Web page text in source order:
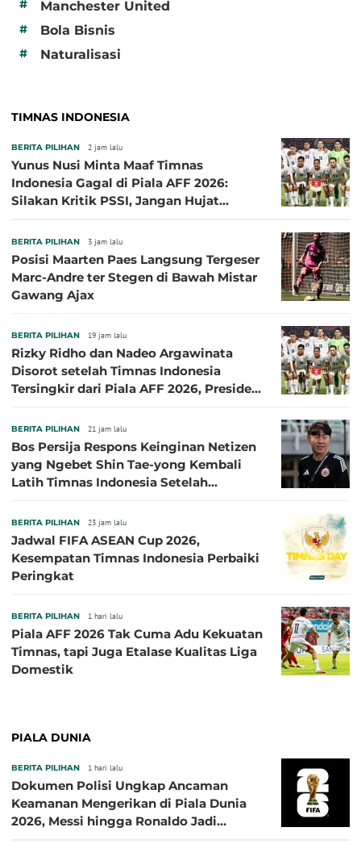
# Manchester United
# Bola Bisnis
# Naturalisasi
TIMNAS INDONESIA
BERITA PILIHAN 2 jam lalu
Yunus Nusi Minta Maaf Timnas
Indonesia Gagal di Piala AFF 2026:
Silakan Kritik PSSI, Jangan Hujat
BERITA PILIHAN 3 jam lalu
Posisi Maarten Paes Langsung Tergeser
Marc-Andre ter Stegen di Bawah Mistar
Gawang Ajax
BERITA PILIHAN 19 jam lalu
Rizky Ridho dan Nadeo Argawinata
Disorot setelah Timnas Indonesia
Tersingkir dari Piala AFF 2026, Presiden
BERITA PILIHAN 21 jam lalu
Bos Persija Respons Keinginan Netizen
yang Ngebet Shin Tae-yong Kembali
Latih Timnas Indonesia Setelah
BERITA PILIHAN 23 jam lalu
Jadwal FIFA ASEAN Cup 2026,
Kesempatan Timnas Indonesia Perbaiki
Peringkat
BERITA PILIHAN 1 hari lalu
Piala AFF 2026 Tak Cuma Adu Kekuatan
Timnas, tapi Juga Etalase Kualitas Liga
Domestik
PIALA DUNIA
BERITA PILIHAN 1 hari lalu
Dokumen Polisi Ungkap Ancaman
Keamanan Mengerikan di Piala Dunia
2026, Messi hingga Ronaldo Jadi